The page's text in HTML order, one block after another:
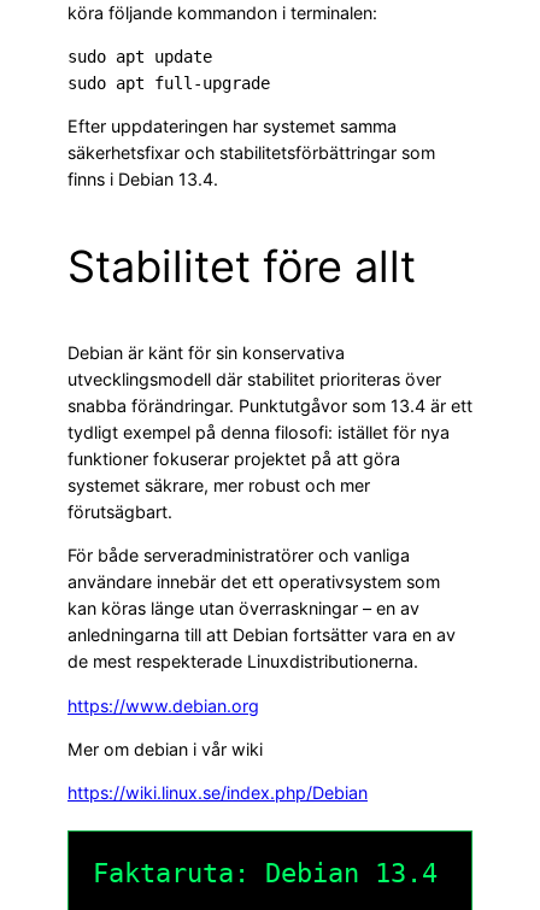
köra följande kommandon i terminalen:
sudo apt update
Efter uppdateringen har systemet samma
säkerhetsfixar och stabilitetsförbättringar som
finns i Debian 13.4.
Stabilitet före allt
Debian är känt för sin konservativa
utvecklingsmodell där stabilitet prioriteras över
snabba förändringar. Punktutgåvor som 13.4 är ett
tydligt exempel på denna filosofi: istället för nya
funktioner fokuserar projektet på att göra
systemet säkrare, mer robust och mer
förutsägbart.
För både serveradministratörer och vanliga
användare innebär det ett operativsystem som
kan köras länge utan överraskningar – en av
anledningarna till att Debian fortsätter vara en av
de mest respekterade Linuxdistributionerna.
https://www.debian.org
Mer om debian i vår wiki
https://wiki.linux.se/index.php/Debian
Faktaruta: Debian 13.4